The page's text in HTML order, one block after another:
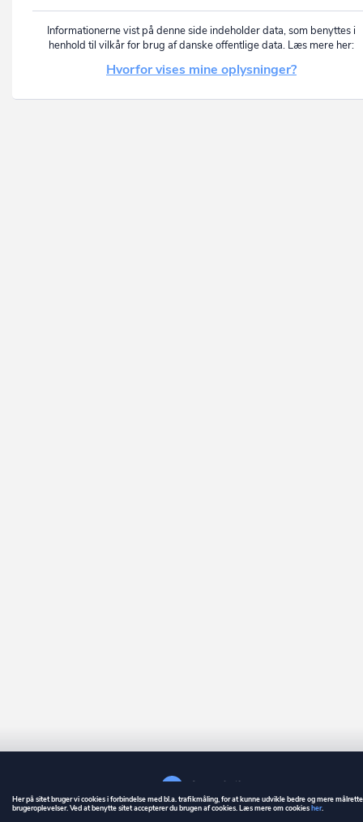
Informationerne vist på denne side indeholder data, som benyttes i
henhold til vilkår for brug af danske offentlige data. Læs mere her:
Hvorfor vises mine oplysninger?
GUIDE BETINGELSER
Her på sitet bruger vi cookies i forbindelse med bl.a. trafikmåling, for at kunne udvikle bedre og mere
brugeroplevelser. Ved at benytte sitet accepterer du brugen af cookies. Læs mere om cookiesher.